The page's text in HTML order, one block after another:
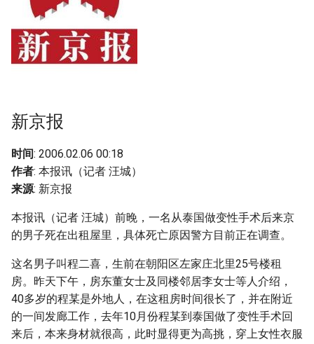
i
n
a
r
h
Metadata]
新京报
时间: 2006.02.06 00:18
作者: 本报讯（记者 汪城）
来源: 新京报
本报讯（记者 汪城）前晚，一名从泰国做变性手术后来京
的男子死在出租屋里，具体死亡原因警方目前正在调查。
这名男子叫程二喜，生前在朝阳区左家庄北里25号楼租
房。昨天下午，房东董女士及同楼邻居李女士等人介绍，
40多岁的程某是外地人，在这租房时间很长了，并在附近
的一间发廊工作，去年10月份程某到泰国做了变性手术回
来后，本来身材就很高，此时显得更为高挑，穿上女性衣服